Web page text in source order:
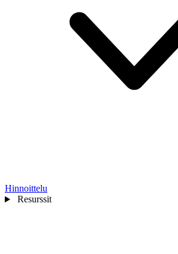
Hinnoittelu
Resurssit